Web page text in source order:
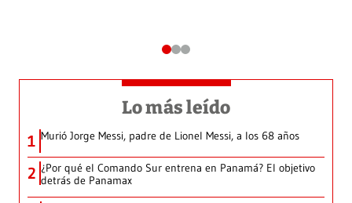
Lo más leído
1 Murió Jorge Messi, padre de Lionel Messi, a los 68 años
2 ¿Por qué el Comando Sur entrena en Panamá? El objetivo
detrás de Panamax